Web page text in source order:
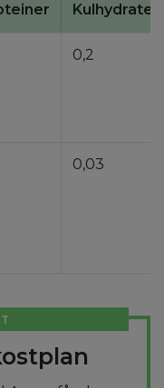
Kulhydrater
0,2
0,03